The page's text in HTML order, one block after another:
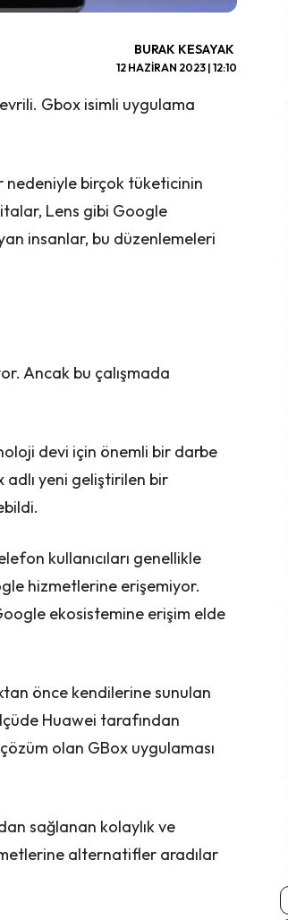
BURAK KESAYAK
12 HAZIRAN 2023 | 12:10
Gbox isimli uygulama
nedeniyle birçok tüketicinin
Lens gibi Google
insanlar, bu düzenlemeleri
Ancak bu çalışmada
devi için önemli bir darbe
adlı yeni geliştirilen bir
kullanıcıları genellikle
hizmetlerine erişemiyor.
ekosistemine erişim elde
önce kendilerine sunulan
Huawei tarafından
olan GBox uygulaması
sağlanan kolaylık ve
alternatifler aradılar